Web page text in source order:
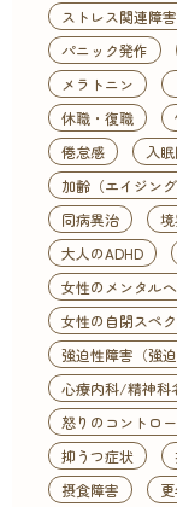
ストレス関連障害
パニック発作
メラトニン
休職・復職
倦怠感
入
加齢（エイジング
同病異治
大人のADHD
女性のメンタル
女性の自閉スペ
強迫性障害（強迫
心療内科/精神科
怒りのコントロ
抑うつ症状
摂食障害